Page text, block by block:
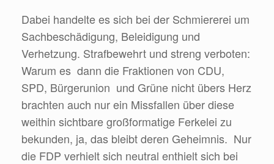
Dabei handelte es sich bei der Schmiererei um
Sachbeschädigung, Beleidigung und
Verhetzung. Strafbewehrt und streng verboten:
Warum es dann die Fraktionen von CDU,
SPD, Bürgerunion und Grüne nicht übers Herz
brachten auch nur ein Missfallen über diese
weithin sichtbare großformatige Ferkelei zu
bekunden, ja, das bleibt deren Geheimnis. Nur
die FDP verhielt sich neutral enthielt sich bei